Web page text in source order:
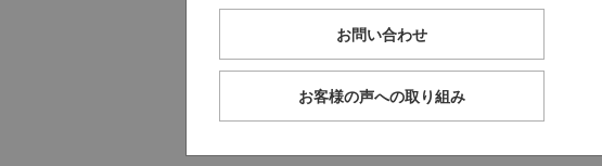
お問い合わせ
お客様の声への取り組み